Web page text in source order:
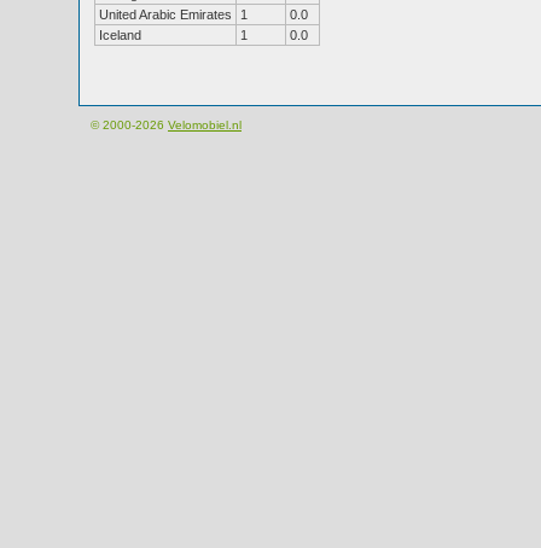
United Arabic Emirates
1
0.0
Iceland
1 0.0
© 2000-2026 Velomobiel.nl